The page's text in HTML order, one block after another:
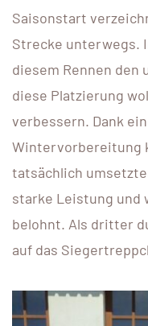
Saisonstart
Strecke unterwegs.
diesem Rennen den
diese Platzierung
verbessern. Dank
Wintervorbereitung
tatsächlich
starke Leistung und
belohnt. Als dritter
auf das